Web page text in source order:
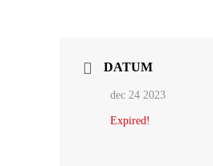
DATUM
dec 24 2023
Expired!